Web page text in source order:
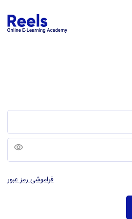
remove_red_eye
فراموشی رمز عبور